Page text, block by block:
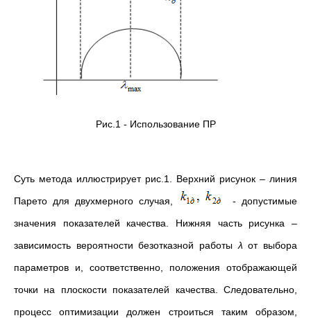
Рис.1 - Использование ПР
Суть метода иллюстрирует рис.1. Верхний рисунок – линия
Парето для двухмерного случая,
- допустимые
значения показателей качества. Нижняя часть рисунка –
зависимость вероятности безотказной работы λ от выбора
параметров и, соответственно, положения отображающей
точки на плоскости показателей качества. Следовательно,
процесс оптимизации должен строиться таким образом,